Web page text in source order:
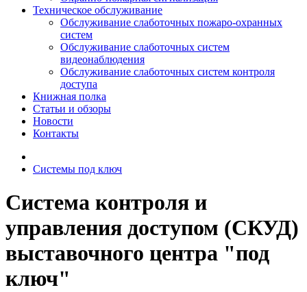
Техническое обслуживание
Обслуживание слаботочных пожаро-охранных
систем
Обслуживание слаботочных систем
видеонаблюдения
Обслуживание слаботочных систем контроля
доступа
Книжная полка
Статьи и обзоры
Новости
Контакты
Системы под ключ
Система контроля и
управления доступом (СКУД)
выставочного центра "под
ключ"